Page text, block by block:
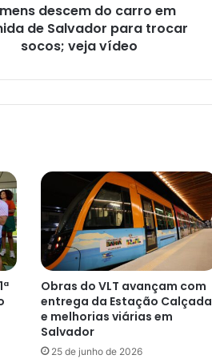
descem do carro em
de Salvador para trocar
socos; veja vídeo
Obras do VLT avançam com
entrega da Estação Calçada
e melhorias viárias em
Salvador
25 de junho de 2026